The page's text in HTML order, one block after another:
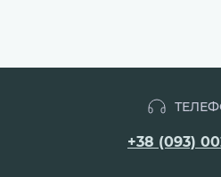
+38 (093)